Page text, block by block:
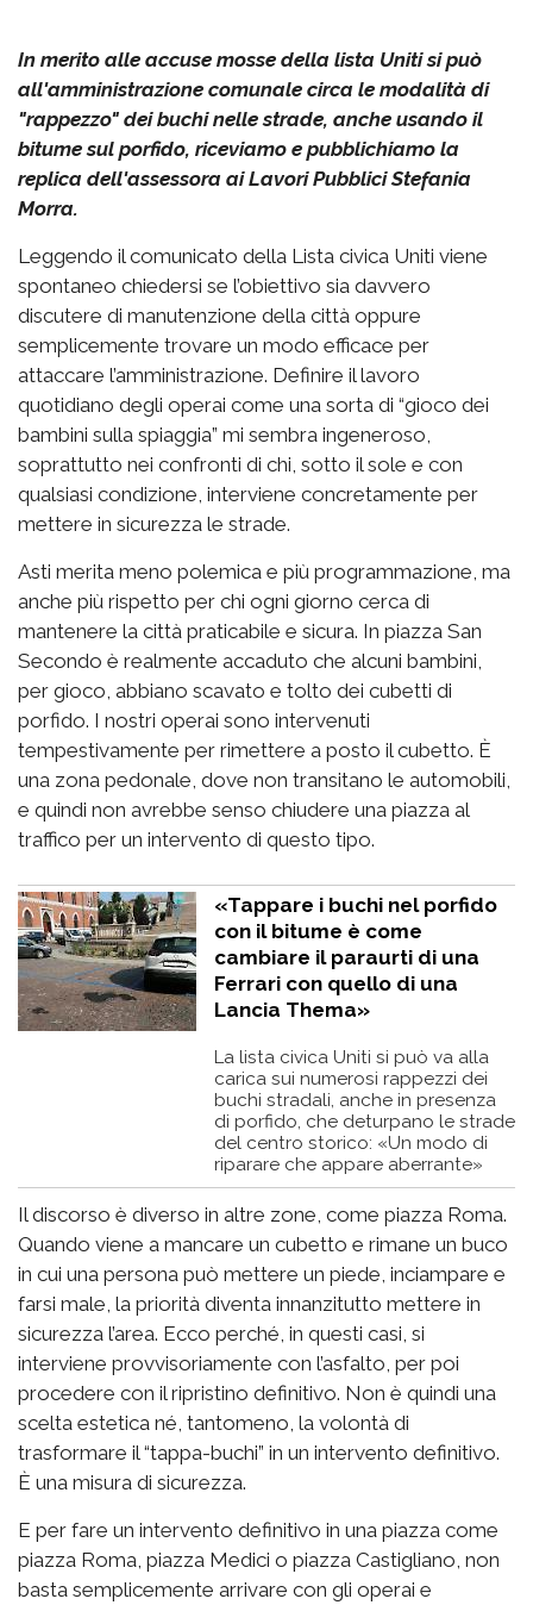
In merito alle accuse mosse della lista Uniti si può
all'amministrazione comunale circa le modalità di
"rappezzo" dei buchi nelle strade, anche usando il
bitume sul porfido, riceviamo e pubblichiamo la
replica dell'assessora ai Lavori Pubblici Stefania
Morra.
Leggendo il comunicato della Lista civica Uniti viene
spontaneo chiedersi se l’obiettivo sia davvero
discutere di manutenzione della città oppure
semplicemente trovare un modo efficace per
attaccare l’amministrazione. Definire il lavoro
quotidiano degli operai come una sorta di “gioco dei
bambini sulla spiaggia” mi sembra ingeneroso,
soprattutto nei confronti di chi, sotto il sole e con
qualsiasi condizione, interviene concretamente per
mettere in sicurezza le strade.
Asti merita meno polemica e più programmazione, ma
anche più rispetto per chi ogni giorno cerca di
mantenere la città praticabile e sicura. In piazza San
Secondo è realmente accaduto che alcuni bambini,
per gioco, abbiano scavato e tolto dei cubetti di
porfido. I nostri operai sono intervenuti
tempestivamente per rimettere a posto il cubetto. È
una zona pedonale, dove non transitano le automobili,
e quindi non avrebbe senso chiudere una piazza al
traffico per un intervento di questo tipo.
«Tappare i buchi nel porfido
con il bitume è come
cambiare il paraurti di una
Ferrari con quello di una
Lancia Thema»
La lista civica Uniti si può va alla
carica sui numerosi rappezzi dei
buchi stradali, anche in presenza
di porfido, che deturpano le strade
del centro storico: «Un modo di
riparare che appare aberrante»
Il discorso è diverso in altre zone, come piazza Roma.
Quando viene a mancare un cubetto e rimane un buco
in cui una persona può mettere un piede, inciampare e
farsi male, la priorità diventa innanzitutto mettere in
sicurezza l’area. Ecco perché, in questi casi, si
interviene provvisoriamente con l’asfalto, per poi
procedere con il ripristino definitivo. Non è quindi una
scelta estetica né, tantomeno, la volontà di
trasformare il “tappa-buchi” in un intervento definitivo.
È una misura di sicurezza.
E per fare un intervento definitivo in una piazza come
piazza Roma, piazza Medici o piazza Castigliano, non
basta semplicemente arrivare con gli operai e